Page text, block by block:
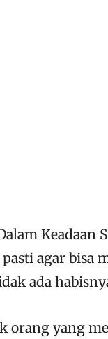
Keadaan
agar bisa
ada
orang yang